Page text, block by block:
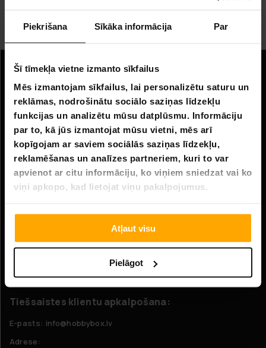
Piekrišana Sīkāka informācija Par
Šī tīmekļa vietne izmanto sīkfailus
Mēs izmantojam sīkfailus, lai personalizētu saturu un
reklāmas, nodrošinātu sociālo saziņas līdzekļu
funkcijas un analizētu mūsu datplūsmu. Informāciju
par to, kā jūs izmantojat mūsu vietni, mēs arī
kopīgojam ar saviem sociālās saziņas līdzekļu,
reklamēšanas un analīzes partneriem, kuri to var
apvienot ar citu informāciju, ko viņiem sniedzat vai ko
viņi apkopo, kad lietojat viņu pakalpojumus.
Atļaut visu
Pielāgot
palielinājis savu popularitāti jauniešu vidū, un pastāvīgi
Pievienojies pieaugošajai skuutu kultūrai!
Uzņēmuma informācija
Par mums
Klientu apkalpošana
FAQ - Biežāk uzdotie jautājumi
Pretenzijas
Tiešsaistes klientu apkalpošana:
E-pasts: info@hobbybox.lv
Adrese: